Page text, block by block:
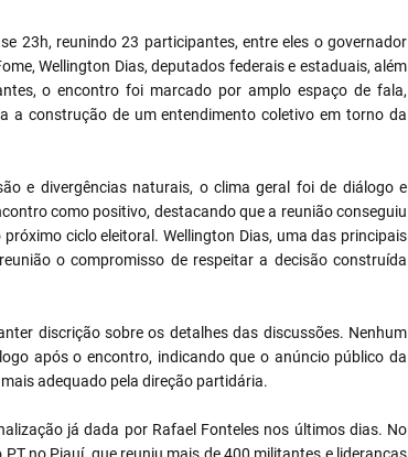
23h, reunindo 23 participantes, entre eles o governador
Wellington Dias, deputados federais e estaduais, além
o encontro foi marcado por amplo espaço de fala,
a construção de um entendimento coletivo em torno da
e divergências naturais, o clima geral foi de diálogo e
como positivo, destacando que a reunião conseguiu
ciclo eleitoral. Wellington Dias, uma das principais
o compromisso de respeitar a decisão construída
discrição sobre os detalhes das discussões. Nenhum
após o encontro, indicando que o anúncio público da
adequado pela direção partidária.
já dada por Rafael Fonteles nos últimos dias. No